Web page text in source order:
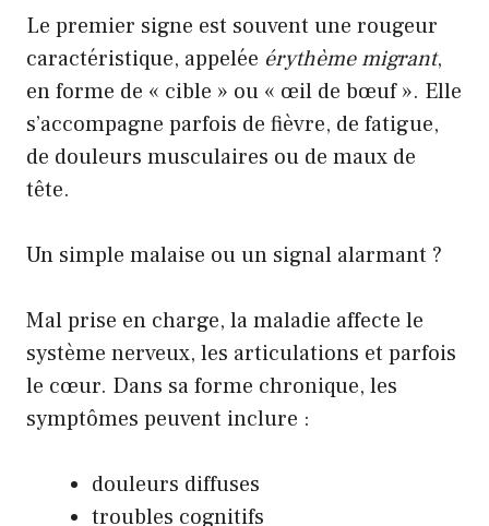
Le premier signe est souvent une rougeur
caractéristique, appelée érythème migrant,
en forme de « cible » ou « œil de bœuf ». Elle
s’accompagne parfois de fièvre, de fatigue,
de douleurs musculaires ou de maux de
tête.
Un simple malaise ou un signal alarmant ?
Mal prise en charge, la maladie affecte le
système nerveux, les articulations et parfois
le cœur. Dans sa forme chronique, les
symptômes peuvent inclure :
douleurs diffuses
troubles cognitifs